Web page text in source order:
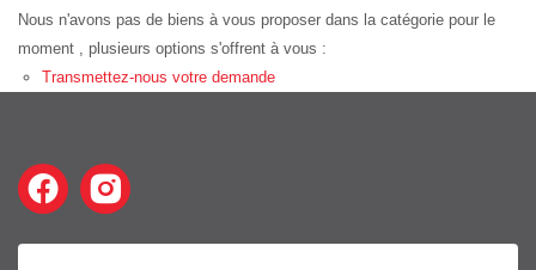
Nous n'avons pas de biens à vous proposer dans la catégorie pour le
moment , plusieurs options s'offrent à vous :
Transmettez-nous votre demande